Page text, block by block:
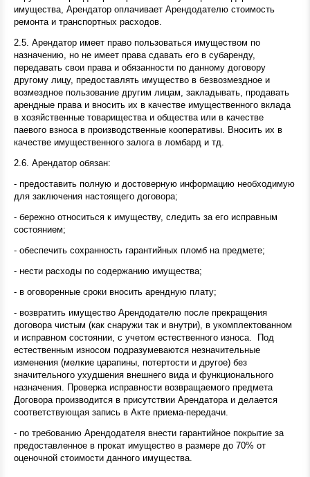
имущества, Арендатор оплачивает Арендодателю стоимость
ремонта и транспортных расходов.
2.5. Арендатор имеет право пользоваться имуществом по
назначению, но не имеет права сдавать его в субаренду,
передавать свои права и обязанности по данному договору
другому лицу, предоставлять имущество в безвозмездное и
возмездное пользование другим лицам, закладывать, продавать
арендные права и вносить их в качестве имущественного вклада
в хозяйственные товарищества и общества или в качестве
паевого взноса в производственные кооперативы. Вносить их в
качестве имущественного залога в ломбард и тд.
2.6. Арендатор обязан:
- предоставить полную и достоверную информацию необходимую
для заключения настоящего договора;
- бережно относиться к имуществу, следить за его исправным
состоянием;
- обеспечить сохранность гарантийных пломб на предмете;
- нести расходы по содержанию имущества;
- в оговоренные сроки вносить арендную плату;
- возвратить имущество Арендодателю после прекращения
договора чистым (как снаружи так и внутри), в укомплектованном
и исправном состоянии, с учетом естественного износа. Под
естественным износом подразумеваются незначительные
изменения (мелкие царапины, потертости и другое) без
значительного ухудшения внешнего вида и функционального
назначения. Проверка исправности возвращаемого предмета
Договора производится в присутствии Арендатора и делается
соответствующая запись в Акте приема-передачи.
- по требованию Арендодателя внести гарантийное покрытие за
предоставленное в прокат имущество в размере до 70% от
оценочной стоимости данного имущества.